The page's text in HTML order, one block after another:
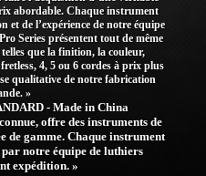
abordable. Chaque instrument
et de l’expérience de notre équipe
Series présentent tout de même
que la finition, la couleur,
4, 5 ou 6 cordes à prix plus
qualitative de notre fabrication
»
- Made in China
offre des instruments de
de gamme. Chaque instrument
notre équipe de luthiers
expédition. »